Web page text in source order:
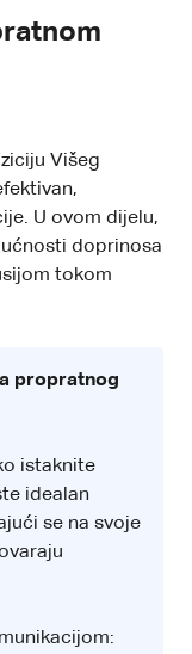
Višeg
U ovom dijelu,
doprinosa
tokom
propratnog
istaknite
idealan
se na svoje